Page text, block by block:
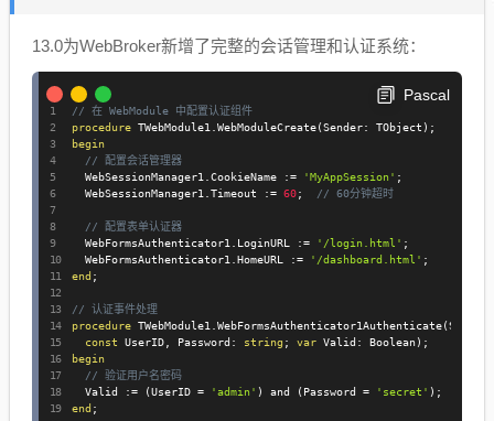
13.0为WebBroker新增了完整的会话管理和认证系统：
Pascal
// 在 WebModule 中配置认证组件
procedure TWebModule1 WebModuleCreate(Sender: TObject ) ;
begin
// 配置会话管理器
  WebSessionManager1
CookieName := 'MyAppSession' ;
  WebSessionManager1
Timeout := 60; // 60分钟超时
// 配置表单认证器
  WebFormsAuthenticator1
LoginURL := '/login.html' ;
  WebFormsAuthenticator1
HomeURL := '/dashboard.html' ;
end ;
// 认证事件处理
procedure TWebModule1 WebFormsAuthenticator1Authenticate(Sender
const UserID Password : string ; var Valid : Boolean) ;
begin
// 验证用户名密码
  Valid
:= (UserID = 'admin' ) and ( Password = 'secret' ) ;
end ;